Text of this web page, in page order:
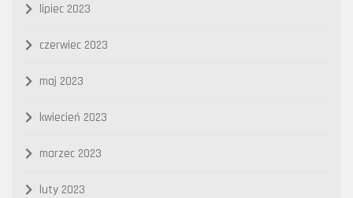
lipiec 2023
czerwiec 2023
maj 2023
kwiecień 2023
marzec 2023
luty 2023